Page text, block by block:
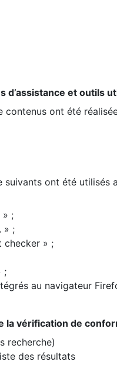
et outils
ont été
ont été utilisés
» ;
» ;
checker » ;
;
au navigateur
la vérification de
recherche)
des résultats